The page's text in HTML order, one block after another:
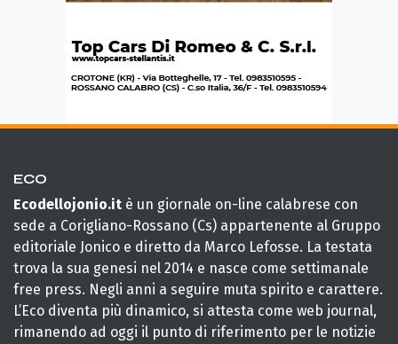
ECO
Ecodellojonio.it è un giornale on-line calabrese con
sede a Corigliano-Rossano (Cs) appartenente al Gruppo
editoriale Jonico e diretto da Marco Lefosse. La testata
trova la sua genesi nel 2014 e nasce come settimanale
free press. Negli anni a seguire muta spirito e carattere.
L’Eco diventa più dinamico, si attesta come web journal,
rimanendo ad oggi il punto di riferimento per le notizie